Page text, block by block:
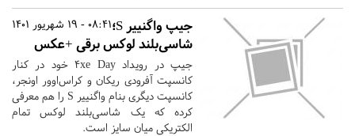
08:41 - 19 شهریور 1401جیپ واگنییر S؛
شاسی‌بلند لوکس برقی +عکس
جیپ در رویداد ۴xe Day خود در کنار
کانسپت آفرودی ریکان و کراس‌اوور اونجر،
کانسپت دیگری بنام واگنییر S را هم معرفی
کرده که یک شاسی‌بلند لوکس تمام
الکتریکی میان سایز است.